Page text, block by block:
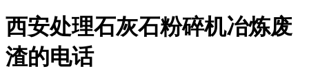
西安处理石灰石粉碎机冶炼废
渣的电话